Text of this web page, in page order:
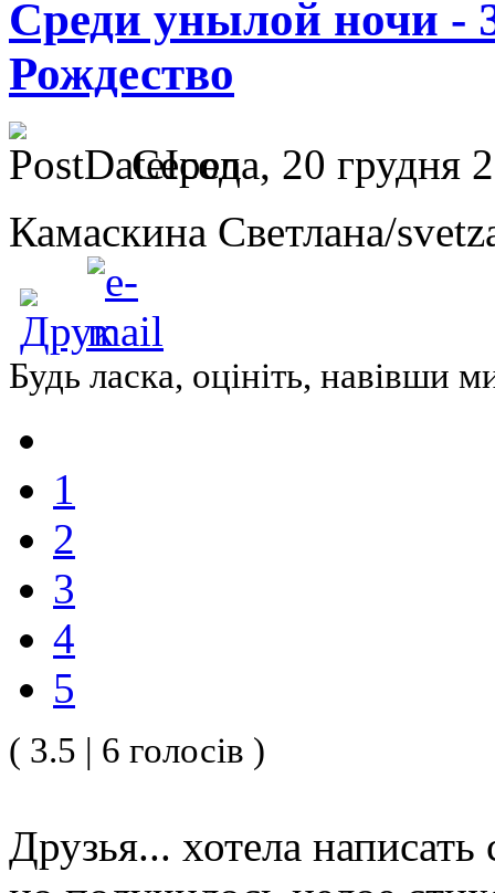
Среди унылой ночи -
Рождество
Середа, 20 грудня
Камаскина Светлана/
Будь ласка, оцініть, навівши
1
2
3
4
5
( 3.5 | 6 голосів )
Друзья... хотела написать